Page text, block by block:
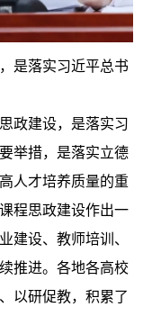
是落实习近平总书
政建设，是落实习
举措，是落实立德
人才培养质量的重
程思政建设作出一
建设、教师培训、
推进。各地各高校
以研促教，积累了